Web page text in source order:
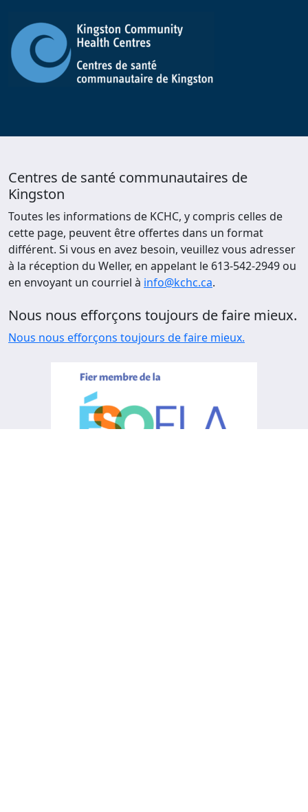
Centres de santé communautaires de
Kingston
Toutes les informations de KCHC, y compris celles de
cette page, peuvent être offertes dans un format
différent. Si vous en avez besoin, veuillez vous adresser
à la réception du Weller, en appelant le 613-542-2949 ou
en envoyant un courriel à info@kchc.ca.
Nous nous efforçons toujours de faire mieux.
Nous nous efforçons toujours de faire mieux.